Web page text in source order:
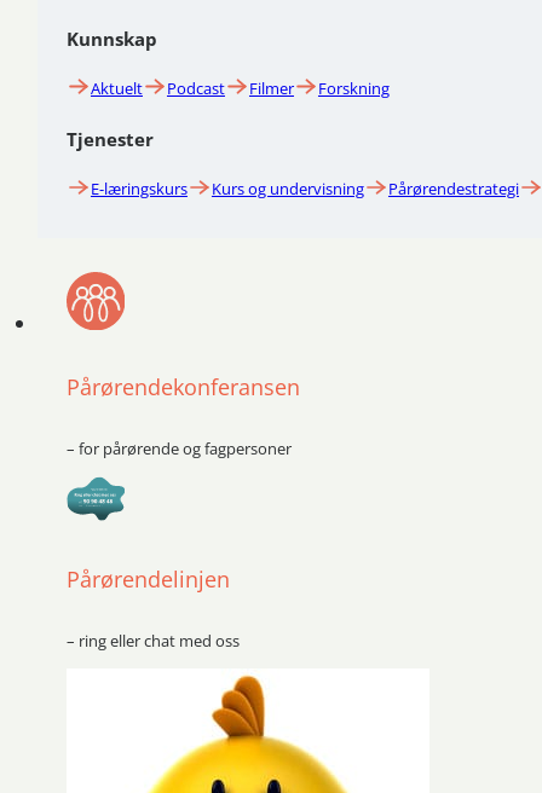
Kunnskap
Aktuelt Podcast Filmer Forskning
Tjenester
E-læringskurs Kurs og undervisning Pårørendestrategi
Pårørendekonferansen
– for pårørende og fagpersoner
Pårørendelinjen
– ring eller chat med oss